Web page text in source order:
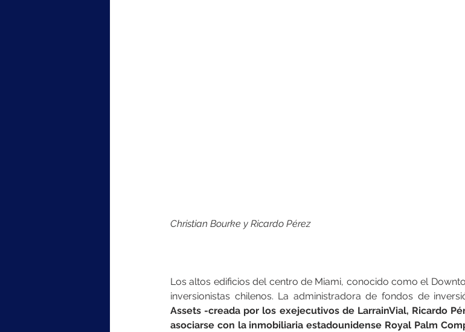
Christian Bourke y Ricardo Pérez
Los altos edificios del centro de Miami, conocido como el
inversionistas chilenos. La administradora de fondos de
Assets -creada por los exejecutivos de LarrainVial, Ricardo
asociarse con la inmobiliaria estadounidense Royal Palm